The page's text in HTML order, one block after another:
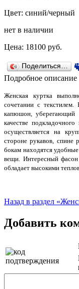
Цвет: синий/черный
нет в наличии
Цена: 18100 руб.
Поделиться…
Подробное описание
Женская куртка
сочетании с
капюшон, уберегающий
качестве подкладочного
осуществляется на
стороне рукавов, спине
бокам находятся
вещи. Интересный
обладает высокими
Назад в раздел
Добавить